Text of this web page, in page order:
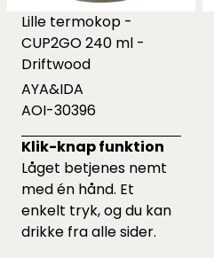
Lille termokop -
CUP2GO 240 ml -
Driftwood
AYA&IDA
AOI-30396
Klik-knap funktion
Låget betjenes nemt
med én hånd. Et
enkelt tryk, og du kan
drikke fra alle sider.